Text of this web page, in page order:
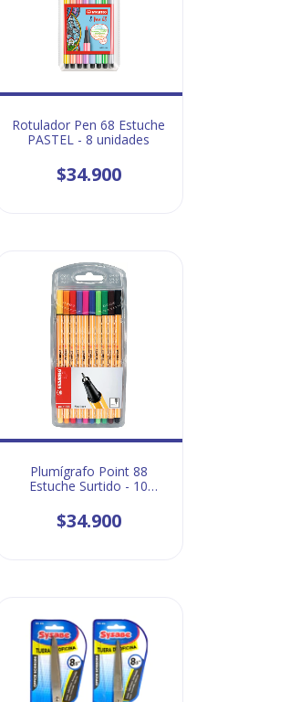
Rotulador Pen 68 Estuche
PASTEL - 8 unidades
$34.900
Plumígrafo Point 88
Estuche Surtido - 10
$34.900